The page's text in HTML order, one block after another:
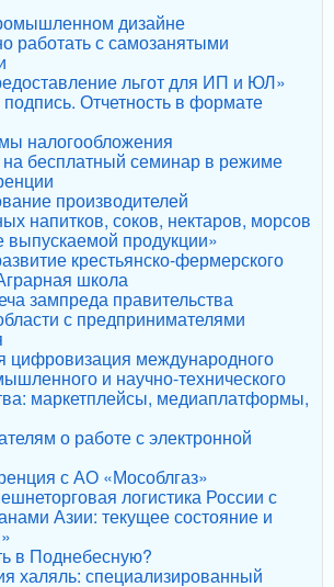
дизайне
работать с самозанятыми
льгот для ИП и ЮЛ»
Отчетность в формате
налогообложения
бесплатный семинар в режиме
производителей
напитков, соков, нектаров, морсов
выпускаемой продукции»
крестьянско-фермерского
школа
зампреда правительства
с предпринимателями
цифровизация международного
и научно-технического
маркетплейсы, медиаплатформы,
о работе с электронной
с АО «Мособлгаз»
логистика России с
Азии: текущее состояние и
в Поднебесную?
халяль: специализированный